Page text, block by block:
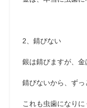
2、錆びない
銀は錆びますが、金
錆びないから、ずっ
これも虫歯になりに